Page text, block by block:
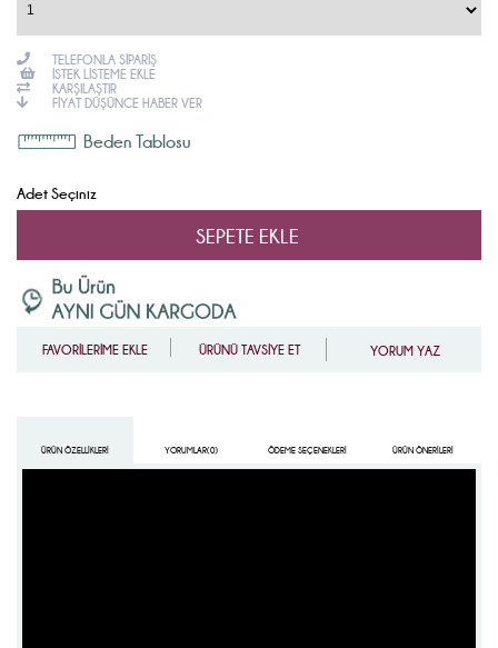
TELEFONLA SIPARIŞ
İSTEK LISTEME EKLE
KARŞILAŞTIR
FIYAT DÜŞÜNCE HABER VER
Beden Tablosu
Adet Seçiniz
ÜRÜNÜ TAVSİYE ET
FAVORİLERİME EKLE YORUM YAZ
ÜRÜN ÖZELLIKLERI YORUMLAR(0) ÖDEME SEÇENEKLERI ÜRÜN ÖNERILERI